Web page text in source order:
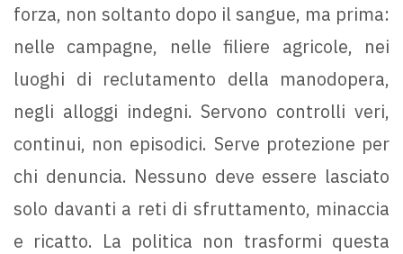
forza, non soltanto dopo il sangue, ma prima:
nelle campagne, nelle filiere agricole, nei
luoghi di reclutamento della manodopera,
negli alloggi indegni. Servono controlli veri,
continui, non episodici. Serve protezione per
chi denuncia. Nessuno deve essere lasciato
solo davanti a reti di sfruttamento, minaccia
e ricatto. La politica non trasformi questa